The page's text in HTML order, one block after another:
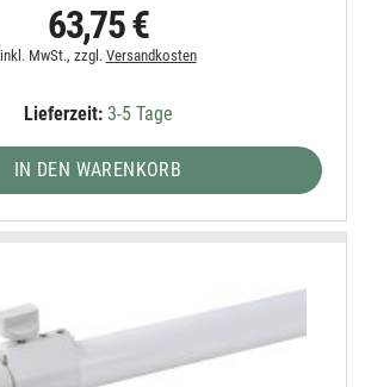
63,75 €
inkl. MwSt., zzgl. Versandkosten
Lieferzeit:3-5 Tage
IN DEN WARENKORB